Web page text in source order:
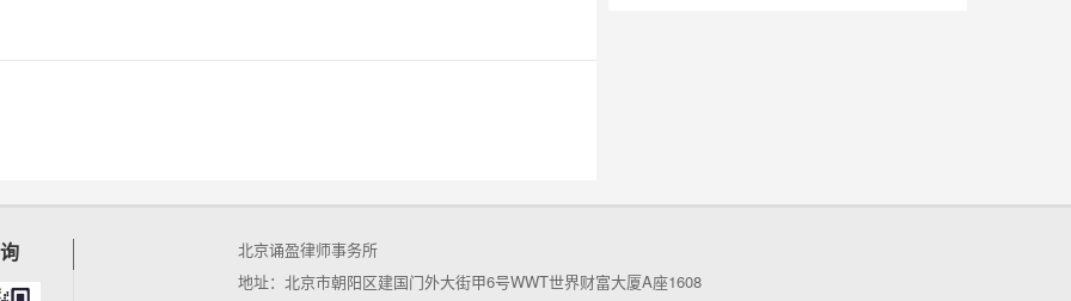
北京诵盈律师事务所
地址：北京市朝阳区建国门外大街甲6号WWT世界财富大厦A座1608